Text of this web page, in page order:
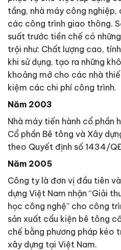
tầng, nhà máy công
các công trình giao thông.
suất trước tiền chế có
trội như: Chất lượng cao,
khi sử dụng, tạo ra những
khoảng mở cho các nhà
kiệm các chi phí công trình.
Năm 2003
Nhà máy tiến hành cổ phần
Cổ phần Bê tông và Xây
theo Quyết định số 1434/
Năm 2005
Công ty là đơn vị đầu tiên
dựng Việt Nam nhận “Giải
học công nghệ” cho công
sản xuất cấu kiện bê tông
chế bằng phương pháp kéo
xây dựng tại Việt Nam.